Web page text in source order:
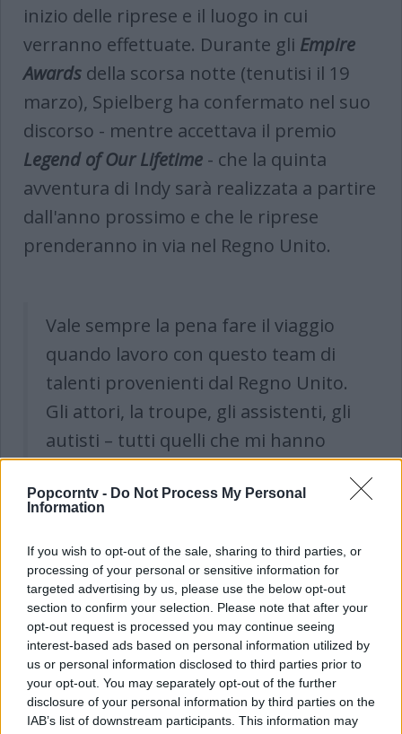
Popcorntv - Do Not Process My Personal
Information
If you wish to opt-out of the sale, sharing to third parties, or
processing of your personal or sensitive information for
targeted advertising by us, please use the below opt-out
section to confirm your selection. Please note that after your
opt-out request is processed you may continue seeing
interest-based ads based on personal information utilized by
us or personal information disclosed to third parties prior to
your opt-out. You may separately opt-out of the further
disclosure of your personal information by third parties on the
IAB’s list of downstream participants. This information may
inizio delle riprese e il luogo in cui
verranno effettuate. Durante gli Empire
Awards della scorsa notte (tenutisi il 19
marzo), Spielberg ha confermato nel suo
discorso - mentre accettava il premio
Legend of Our Lifetime - che la quinta
avventura di Indy sarà realizzata a partire
dall'anno prossimo e che le riprese
prenderanno in via nel Regno Unito.
Vale sempre la pena fare il viaggio
quando lavoro con questo team di
talenti provenienti dal Regno Unito.
Gli attori, la troupe, gli assistenti, gli
autisti – tutti quelli che mi hanno
continueranno ad aiutarmi a
nell’aprile del 2019 per realizzare la
meglio il quinto film di Indiana Jones.
All'inizio di quest'anno, è stato
confermato che Spielberg avrebbe girato